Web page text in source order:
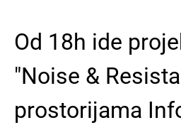
Od 18h ide
"Noise &
prostorijama